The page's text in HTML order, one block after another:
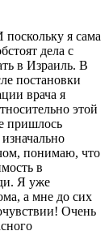
я сама
дела с
в Израиль. В
постановки
врача я
этой
пришлось
понимаю, что
в
Я уже
а мне до сих
Очень